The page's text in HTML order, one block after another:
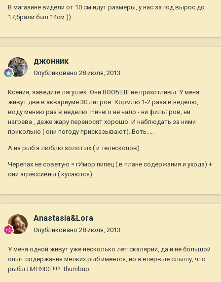
В магазине видели от 10 см идут размеры, у нас за год вырос до
17,брали был 14см ))
джонник
Опубликовано 28 июля, 2013
Ксения, заведите лягушек. Они ВООБЩЕ не прихотливы. У меня
живут две в аквариуме 30 литров. Кормлю 1-2 раза в неделю,
воду меняю раз в неделю. Ничего не нало - ни фильтров, ни
нагрева , даже жару переносят хорошо. И наблюдать за ними
прикольно ( они погоду присказывают). Воть.....
А из рыб я люблю золотых ( и телескопов).
Черепах не советую = гИмор пипец ( в плане содержания и ухода) +
они агрессивны ( кусаются).
Anastasia&Lora
Опубликовано 28 июля, 2013
У меня одной живут уже несколько лет скалярии, да и не большой
опыт содержания мелких рыб имеется, но я впервые слышу, что
рыбы ЛИНЯЮТ!!!? :thumbup: